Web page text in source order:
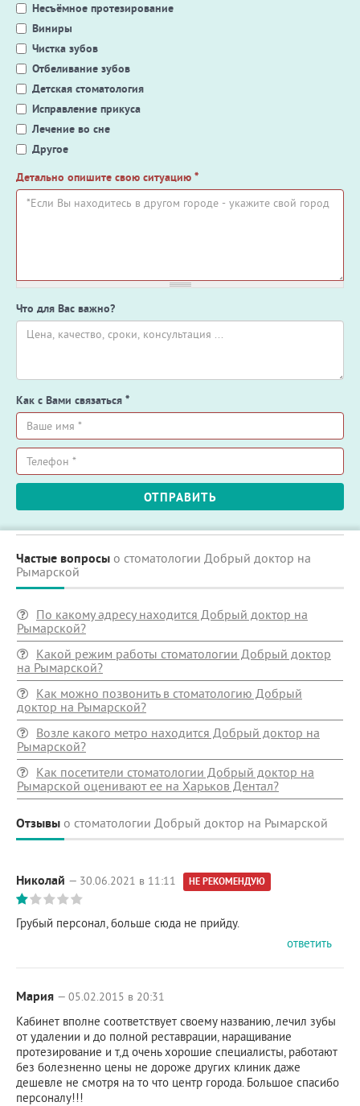
Несъёмное протезирование
Виниры
Чистка зубов
Отбеливание зубов
Детская стоматология
Исправление прикуса
Лечение во сне
Другое
Детально опишите свою ситуацию *
Что для Вас важно?
Как с Вами связаться *
Ваше
имя
*
Телефон
ОТПРАВИТЬ
Частые вопросы о стоматологии Добрый доктор на
Рымарской
По какому адресу находится Добрый доктор на
Рымарской?
Какой режим работы стоматологии Добрый доктор
на Рымарской?
Как можно позвонить в стоматологию Добрый
доктор на Рымарской?
Возле какого метро находится Добрый доктор на
Рымарской?
Как посетители стоматологии Добрый доктор на
Рымарской оценивают ее на Харьков Дентал?
Отзывы о стоматологии Добрый доктор на Рымарской
Николай — 30.06.2021 в 11:11 НЕ РЕКОМЕНДУЮ
Грубый персонал, больше сюда не прийду.
ответить
Мария — 05.02.2015 в 20:31
Кабинет вполне соответствует своему названию, лечил зубы
от удалении и до полной реставрации, наращивание
протезирование и т,д очень хорошие специалисты, работают
без болезненно цены не дороже других клиник даже
дешевле не смотря на то что центр города. Большое спасибо
персоналу!!!